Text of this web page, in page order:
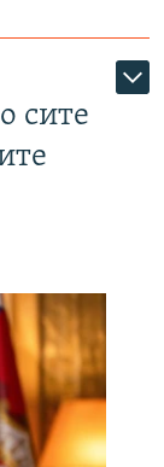
сите